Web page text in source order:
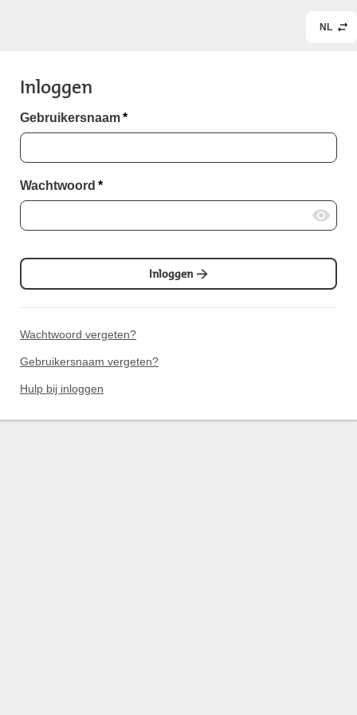
NL
Inloggen
Gebruikersnaam*
Wachtwoord *
Inloggen
Wachtwoord vergeten?
Gebruikersnaam vergeten?
Hulp bij inloggen